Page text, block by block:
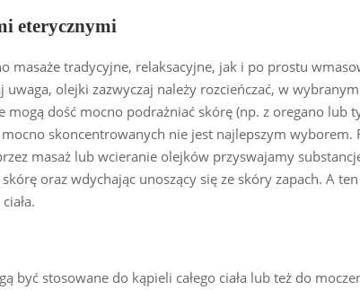
eterycznymi
masaże tradycyjne, relaksacyjne, jak i po prostu
uwaga, olejki zazwyczaj należy rozcieńczać, w
mogą dość mocno podrażniać skórę (np. z oregano lub
skoncentrowanych nie jest najlepszym wyborem.
masaż lub wcieranie olejków przyswajamy
skórę oraz wdychając unoszący się ze skóry zapach. A
być stosowane do kąpieli całego ciała lub też do